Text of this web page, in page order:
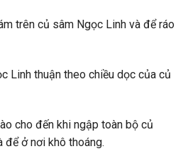
trên củ sâm Ngọc Linh và để ráo
Linh thuận theo chiều dọc của củ
cho đến khi ngập toàn bộ củ
để ở nơi khô thoáng.